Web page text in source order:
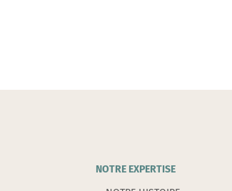
NOTRE EXPERTISE